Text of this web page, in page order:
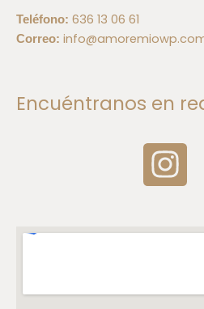
Teléfono: 636 13 06 61
Correo:
Encuéntranos en
I
n